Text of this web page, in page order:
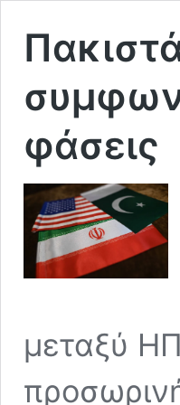
φάσεις
μεταξύ